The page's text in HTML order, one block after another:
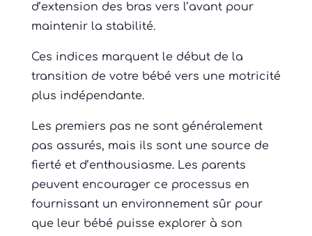
d’extension des bras vers l’avant pour
maintenir la stabilité.
Ces indices marquent le début de la
transition de votre bébé vers une motricité
plus indépendante.
Les premiers pas ne sont généralement
pas assurés, mais ils sont une source de
fierté et d’enthousiasme. Les parents
peuvent encourager ce processus en
fournissant un environnement sûr pour
que leur bébé puisse explorer à son